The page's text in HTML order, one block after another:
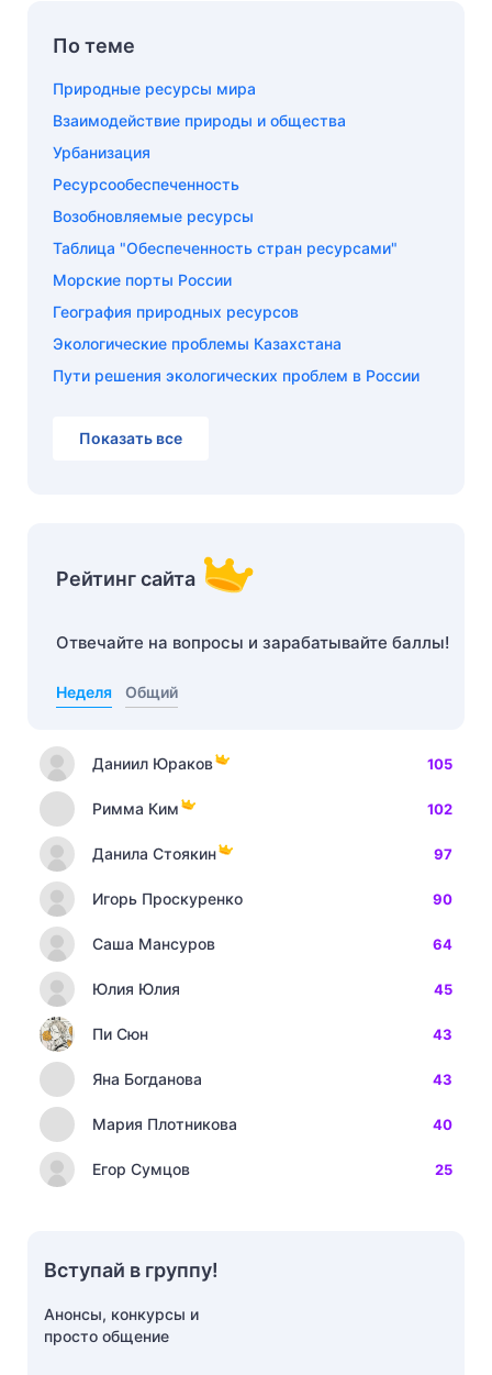
По теме
Природные ресурсы мира
Взаимодействие природы и общества
Урбанизация
Ресурсообеспеченность
Возобновляемые ресурсы
Таблица "Обеспеченность стран ресурсами"
Морские порты России
География природных ресурсов
Экологические проблемы Казахстана
Пути решения экологических проблем в России
Показать все
Рейтинг сайта
Отвечайте на вопросы и зарабатывайте баллы!
Неделя Общий
Даниил Юраков 105
Римма Ким 102
Данила Стоякин 97
Игорь Проскуренко 90
Саша Мансуров 64
Юлия Юлия 45
Пи Сюн 43
Яна Богданова 43
Мария Плотникова 40
Егор Сумцов 25
Вступай в группу!
Анонсы, конкурсы и
просто общение